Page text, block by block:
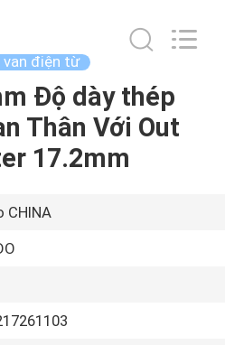
van điện từ
Độ dày thép
Thân Với Out
17.2mm
CHINA